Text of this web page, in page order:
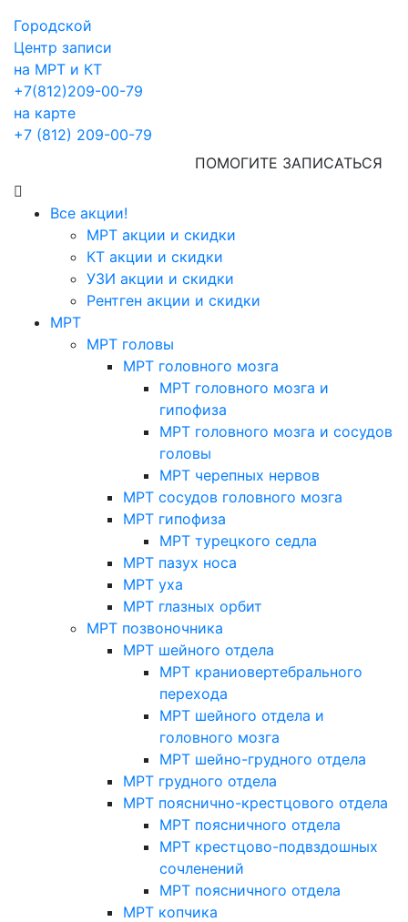
Городской
Центр записи
на МРТ и КТ
+7(812)209-00-79
на карте
+7 (812) 209-00-79
ПОМОГИТЕ ЗАПИСАТЬСЯ
Все акции!
МРТ акции и скидки
КТ акции и скидки
УЗИ акции и скидки
Рентген акции и скидки
МРТ
МРТ головы
МРТ головного мозга
МРТ головного мозга и
гипофиза
МРТ головного мозга и сосудов
головы
МРТ черепных нервов
МРТ сосудов головного мозга
МРТ гипофиза
МРТ турецкого седла
МРТ пазух носа
МРТ уха
МРТ глазных орбит
МРТ позвоночника
МРТ шейного отдела
МРТ краниовертебрального
перехода
МРТ шейного отдела и
головного мозга
МРТ шейно-грудного отдела
МРТ грудного отдела
МРТ пояснично-крестцового отдела
МРТ поясничного отдела
МРТ крестцово-подвздошных
сочленений
МРТ поясничного отдела
МРТ копчика